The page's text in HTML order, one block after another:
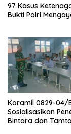
97 Kasus
Bukti Polri
Koramil 0829-04/
Sosialisasikan
Bintara dan